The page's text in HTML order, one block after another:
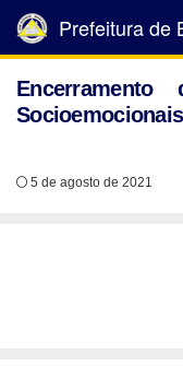
Prefeitura de
Encerramento
5 de agosto de 2021